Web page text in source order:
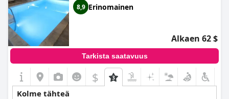
8,9 Erinomainen
Alkaen 62 $
Tarkista saatavuus
$
Kolme tähteä